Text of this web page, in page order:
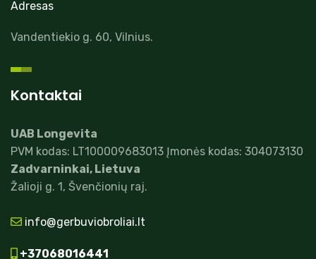
Adresas
Vandentiekio g. 60, Vilnius.
Kontaktai
UAB Longevita
PVM kodas: LT100009683013 Įmonės kodas: 304073130
Zadvarninkai, Lietuva
Žalioji g. 1, Švenčionių raj.
info@gerbuviobroliai.lt
+37068016441